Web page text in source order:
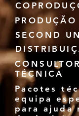
SECOND
TÉCNICA
Pacotes
equipa
para ajuda